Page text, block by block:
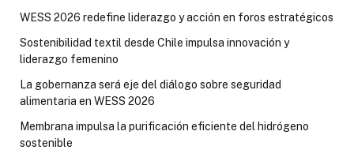
WESS 2026 redefine liderazgo y acción en foros estratégicos
Sostenibilidad textil desde Chile impulsa innovación y
liderazgo femenino
La gobernanza será eje del diálogo sobre seguridad
alimentaria en WESS 2026
Membrana impulsa la purificación eficiente del hidrógeno
sostenible